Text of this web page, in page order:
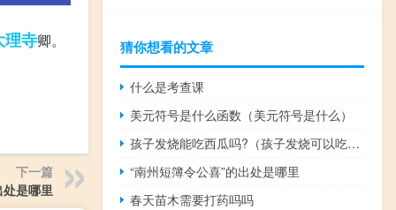
理寺卿。
下一篇
是哪里
猜你想看的文章
什么是考查课
美元符号是什么函数（美元符号是什么）
孩子发烧能吃西瓜吗?（孩子发烧可以吃西瓜吗）
“南州短簿令公喜”的出处是哪里
春天苗木需要打药吗吗